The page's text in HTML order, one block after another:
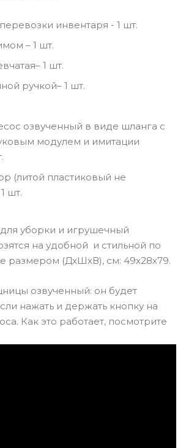
инвентаря - 1 шт.
– 1 шт.
1 шт.
ручкой– 1 шт.
озвученный в виде шланга с
модулем и имитации
(литой пластиковый не
шт.
уборки и игрушечный
на удобной и стильной по
размером (ДхШхВ), см: 49х28х79.
озвученный: он будет
нажать и держать кнопку на
Как это работает, посмотрите